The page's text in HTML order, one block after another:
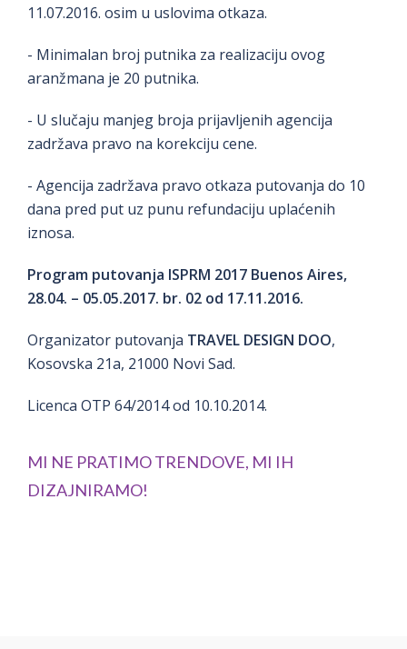
11.07.2016. osim u uslovima otkaza.
- Minimalan broj putnika za realizaciju ovog
aranžmana je 20 putnika.
- U slučaju manjeg broja prijavljenih agencija
zadržava pravo na korekciju cene.
- Agencija zadržava pravo otkaza putovanja do 10
dana pred put uz punu refundaciju uplaćenih
iznosa.
Program putovanja ISPRM 2017 Buenos Aires,
28.04. – 05.05.2017. br. 02 od 17.11.2016.
Organizator putovanja TRAVEL DESIGN DOO,
Kosovska 21a, 21000 Novi Sad.
Licenca OTP 64/2014 od 10.10.2014.
Mi ne pratimo trendove, mi ih
dizajniramo!